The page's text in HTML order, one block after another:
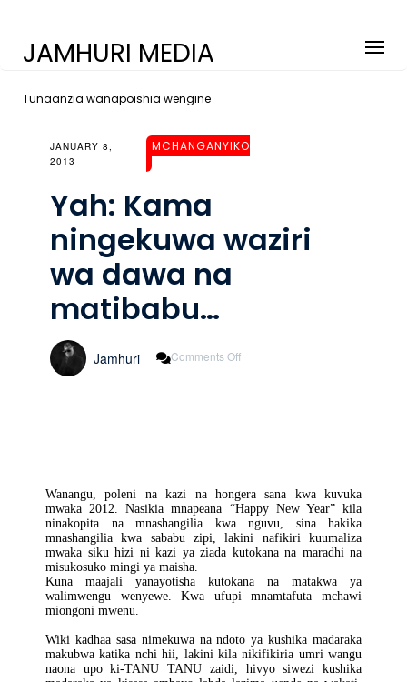
JAMHURI MEDIA
Tunaanzia wanapoishia wengine
JANUARY 8,
2013
MCHANGANYIKO
Yah: Kama
ningekuwa waziri
wa dawa na
matibabu…
Jamhuri Comments Off
Matibabu…
Wanangu, poleni na kazi na hongera sana kwa kuvuka
mwaka 2012. Nasikia mnapeana “Happy New Year” kila
ninakopita na mnashangilia kwa nguvu, sina hakika
mnashangilia kwa sababu zipi, lakini nafikiri kuumaliza
mwaka siku hizi ni kazi ya ziada kutokana na maradhi na
misukosuko mingi ya maisha.
Kuna maajali yanayotisha kutokana na matakwa ya
walimwengu wenyewe. Kwa ufupi mnamtafuta mchawi
miongoni mwenu.
Wiki kadhaa sasa nimekuwa na ndoto ya kushika madaraka
makubwa katika nchi hii, lakini kila nikifikiria umri wangu
naona upo ki-TANU TANU zaidi, hivyo siwezi kushika